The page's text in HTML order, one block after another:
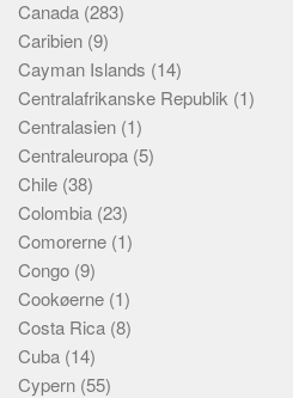
Canada (283)
Caribien (9)
Cayman Islands (14)
Centralafrikanske Republik (1)
Centralasien (1)
Centraleuropa (5)
Chile (38)
Colombia (23)
Comorerne (1)
Congo (9)
Cookøerne (1)
Costa Rica (8)
Cuba (14)
Cypern (55)